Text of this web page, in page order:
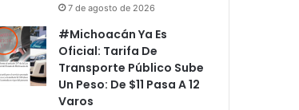
7 de agosto de 2026
#Michoacán Ya Es
Oficial: Tarifa De
Transporte Público Sube
Un Peso: De $11 Pasa A 12
Varos